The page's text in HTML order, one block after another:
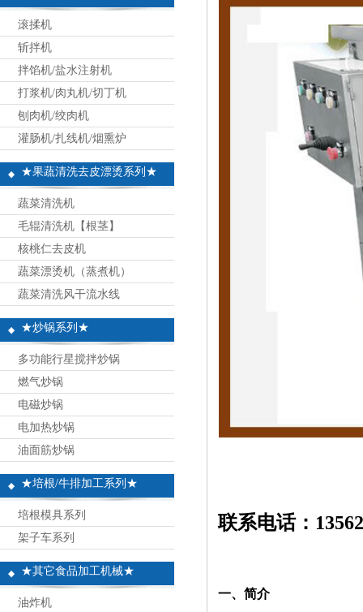
滚揉机
斩拌机
拌馅机/盐水注射机
打浆机/肉丸机/切丁机
刨肉机/绞肉机
灌肠机/扎线机/烟熏炉
★果蔬清洗去皮漂烫系列★
蔬菜清洗机
毛辊清洗机【根茎】
核桃仁去皮机
蔬菜漂烫机（蒸煮机）
蔬菜清洗风干流水线
★炒锅系列★
多功能行星搅拌炒锅
燃气炒锅
电磁炒锅
电加热炒锅
油面筋炒锅
★培根/牛排加工系列★
培根模具系列
架子车系列
★其它食品加工机械★
油炸机
联系电话：
一、简介